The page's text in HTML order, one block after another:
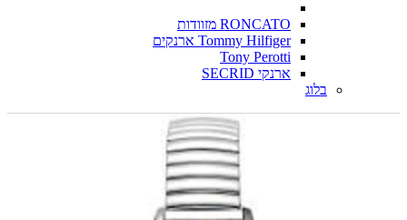
RONCATO מזוודות
Tommy Hilfiger ארנקים
Tony Perotti
ארנקי SECRID
בלוג